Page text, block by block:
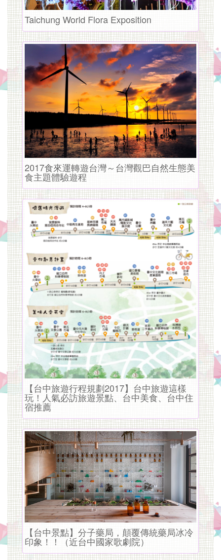
5-
10
分
即
达
最
热
闹
的
逢
甲
夜
市,
住
宿
环
境
单
纯,
干
净
舒
适,
附
近
有
公
车
站
Taichung World Flora Exposition
2017食來運轉遊台灣～台灣觀巴自然生態美
食主題體驗遊程
【台中旅遊行程規劃2017】台中旅遊這樣
玩！人氣必訪旅遊景點、台中美食、台中住
宿推薦
【台中景點】分子藥局，顛覆傳統藥局冰冷
印象！！（近台中國家歌劇院）